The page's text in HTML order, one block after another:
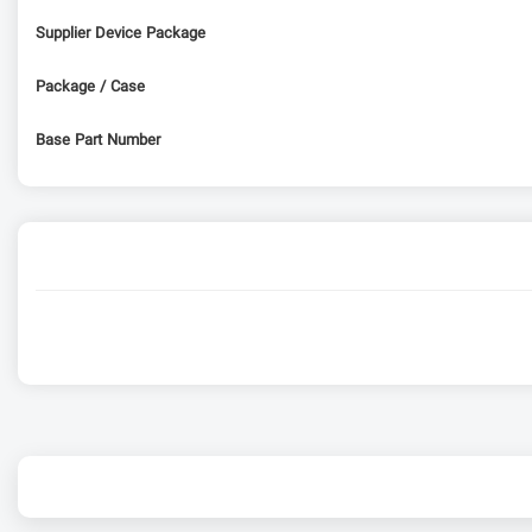
Supplier Device Package
Package / Case
Base Part Number